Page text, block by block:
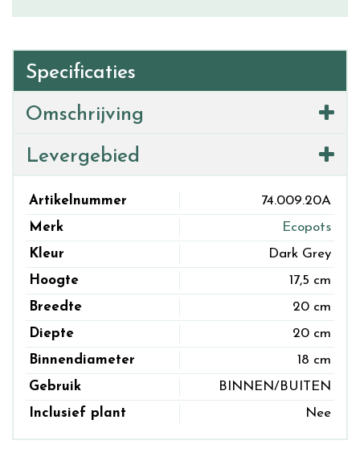
Specificaties
Omschrijving
Levergebied
Artikelnummer
74.009.20A
Merk
Ecopots
Kleur
Dark Grey
Hoogte
17,5 cm
Breedte
20 cm
Diepte
20 cm
Binnendiameter
18 cm
Gebruik
BINNEN/BUITEN
Inclusief plant
Nee